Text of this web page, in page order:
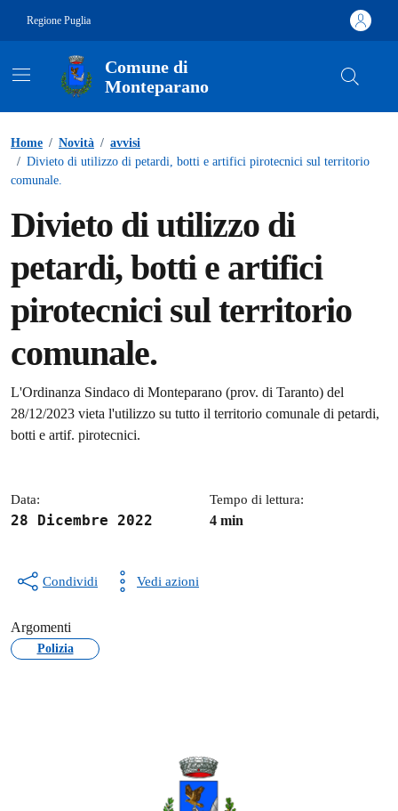
Regione Puglia
Comune di
Monteparano
Home / Novità / avvisi
/ Divieto di utilizzo di petardi, botti e artifici pirotecnici sul territorio
comunale.
Divieto di utilizzo di
petardi, botti e artifici
pirotecnici sul territorio
comunale.
Dettagli della notizia
L'Ordinanza Sindaco di Monteparano (prov. di Taranto) del
28/12/2023 vieta l'utilizzo su tutto il territorio comunale di petardi,
botti e artif. pirotecnici.
Data:
28 Dicembre 2022
Tempo di lettura:
4 min
Condividi Vedi azioni
Argomenti
Polizia